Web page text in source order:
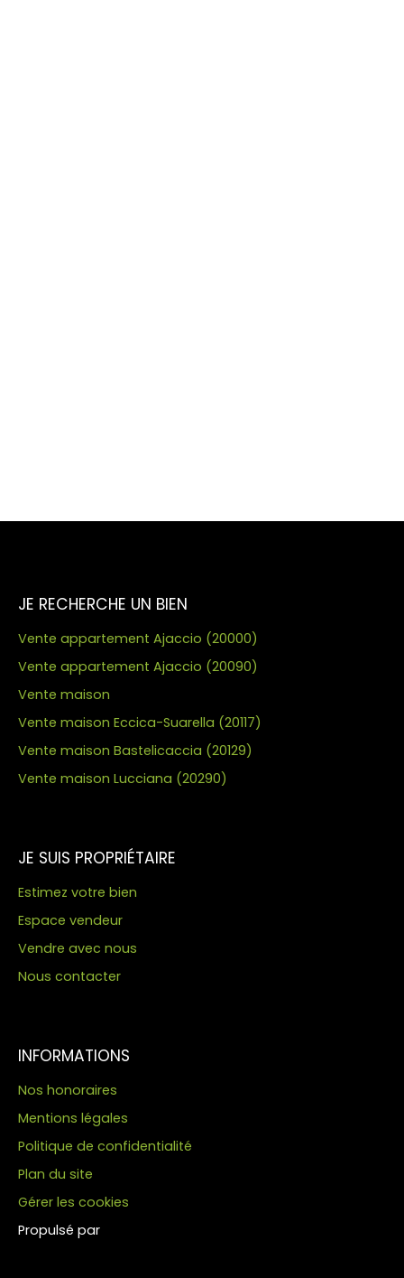
JE RECHERCHE UN BIEN
Vente appartement Ajaccio (20000)
Vente appartement Ajaccio (20090)
Vente maison
Vente maison Eccica-Suarella (20117)
Vente maison Bastelicaccia (20129)
Vente maison Lucciana (20290)
JE SUIS PROPRIÉTAIRE
Estimez votre bien
Espace vendeur
Vendre avec nous
Nous contacter
INFORMATIONS
Nos honoraires
Mentions légales
Politique de confidentialité
Plan du site
Gérer les cookies
Propulsé par